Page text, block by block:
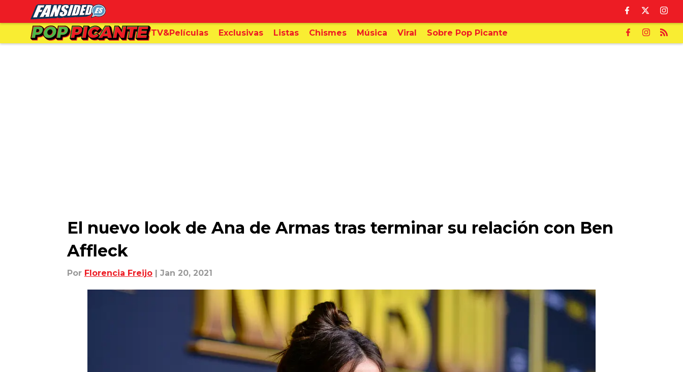
TV&Películas Exclusivas Listas Chismes Música Viral Sobre Pop Picante
El nuevo look de Ana de Armas tras terminar su relación con Ben
Affleck
Por Florencia Freijo | Jan 20, 2021